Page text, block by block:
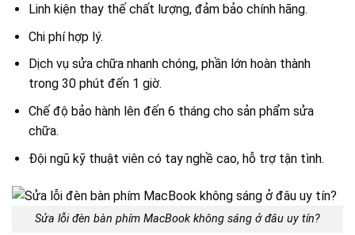
Linh kiện thay thế chất lượng, đảm bảo chính hãng.
Chi phí hợp lý.
Dịch vụ sửa chữa nhanh chóng, phần lớn hoàn thành
trong 30 phút đến 1 giờ.
Chế độ bảo hành lên đến 6 tháng cho sản phẩm sửa
chữa.
Đội ngũ kỹ thuật viên có tay nghề cao, hỗ trợ tận tình.
Sửa lỗi đèn bàn phím MacBook không sáng ở đâu uy tín?